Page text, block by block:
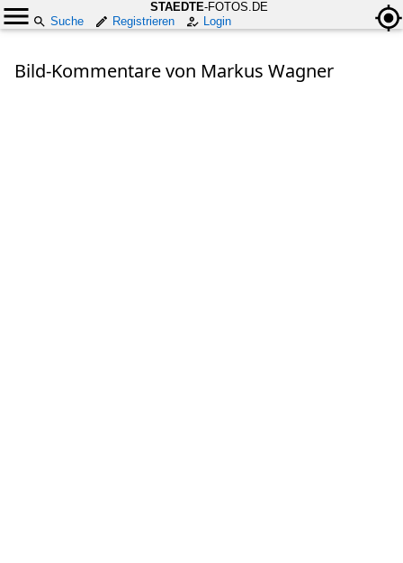
STAEDTE-FOTOS.DE
Suche
Registrieren Login
Bild-Kommentare von Markus Wagner